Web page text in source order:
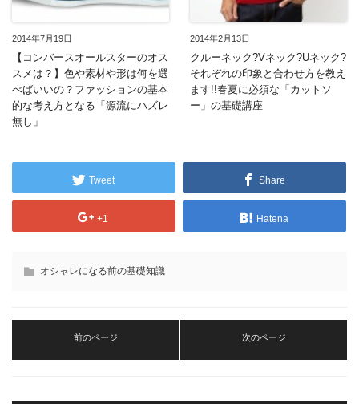
2014年7月19日
【コンバースオールスターのオス
スメは？】色や素材や形は何を選
べばいいの？ファッションの基本
的な考え方となる「源流にハズレ
無し」
2014年2月13日
クルーネック?Vネック?Uネック?
それぞれの印象と合わせ方を教え
ます!!春夏に必須な「カットソ
ー」の基礎講座
Tweet Share
+1 Hatena
オシャレになる前の基礎知識
前のページ 次のページ